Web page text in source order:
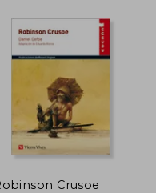
dcto. Crusoe